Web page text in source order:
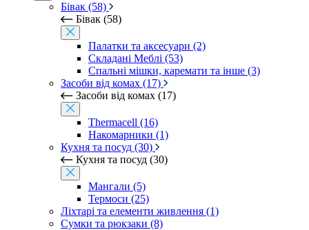
Бівак (58)
Бівак (58)
Палатки та аксесуари (2)
Складані Меблі (53)
Спальні мішки, каремати та інше (3)
Засоби від комах (17)
Засоби від комах (17)
Thermacell (16)
Накомарники (1)
Кухня та посуд (30)
Кухня та посуд (30)
Мангали (5)
Термоси (25)
Ліхтарі та елементи живлення (1)
Сумки та рюкзаки (8)